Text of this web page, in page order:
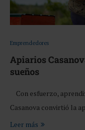
Emprendedores
Apiarios
sueños
Con esfuerzo,
Casanova convirtió la
Leer más